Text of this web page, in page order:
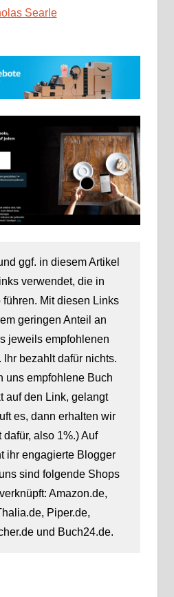
Searle
ggf. in diesem Artikel
verwendet, die in
Mit diesen Links
geringen Anteil an
jeweils empfohlenen
Ihr bezahlt dafür nichts.
uns empfohlene Buch
auf den Link, gelangt
es, dann erhalten wir
also 1%.) Auf
ihr engagierte Blogger
sind folgende Shops
Amazon.de,
Piper.de,
und Buch24.de.